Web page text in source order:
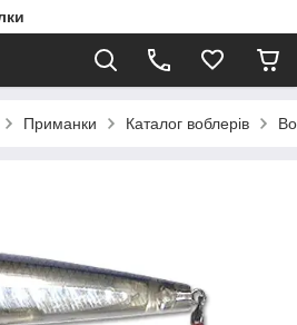
Приманки Каталог воблерів